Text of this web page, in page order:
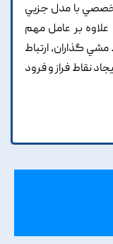
با مدل جزيي
بر عامل مهم
گذاران, ارتباط
نقاط فراز و فرود